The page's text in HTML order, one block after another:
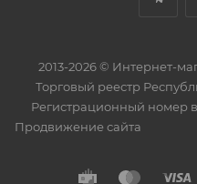
2013-2026 © Интернет-
Торговый реестр
Регистрационный номер
Продвижение сайта